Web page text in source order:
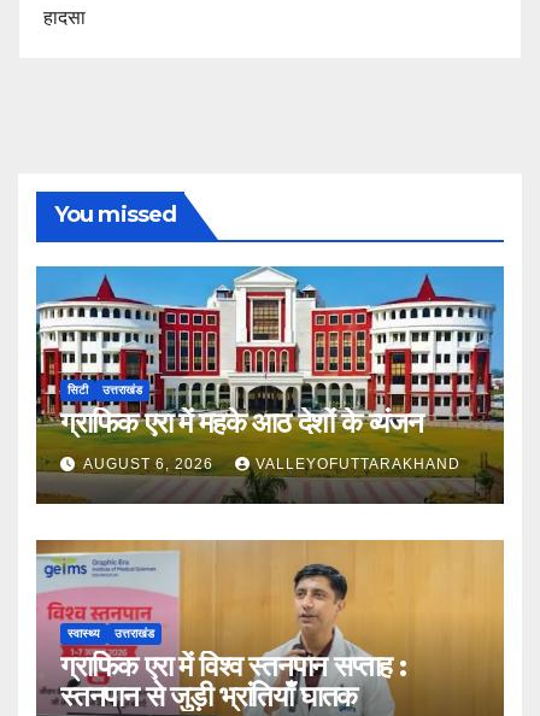
हादसा
You missed
सिटी उत्तराखंड
ग्राफिक एरा में महके आठ देशों के व्यंजन
AUGUST 6, 2026 VALLEYOFUTTARAKHAND
स्वास्थ्य उत्तराखंड
ग्राफिक एरा में विश्व स्तनपान सप्ताह :
स्तनपान से जुड़ी भ्रांतियाँ घातक